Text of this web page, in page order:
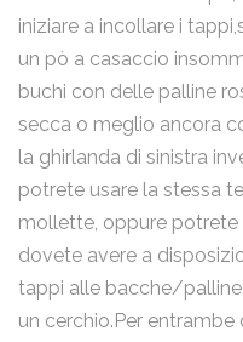
iniziare a incollare i
un pò a casaccio
buchi con delle palline
secca o meglio ancora
la ghirlanda di sinistra
potrete usare la stessa
mollette, oppure potrete
dovete avere a
tappi alle bacche/
un cerchio.Per entrambe